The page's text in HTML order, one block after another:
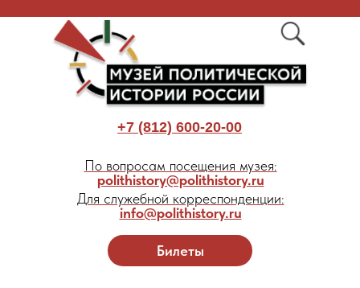
Билеты
+7 (812) 600-20-00
По вопросам посещения музея:
polithistory@polithistory.ru
Для служебной корреспонденции:
info@polithistory.ru